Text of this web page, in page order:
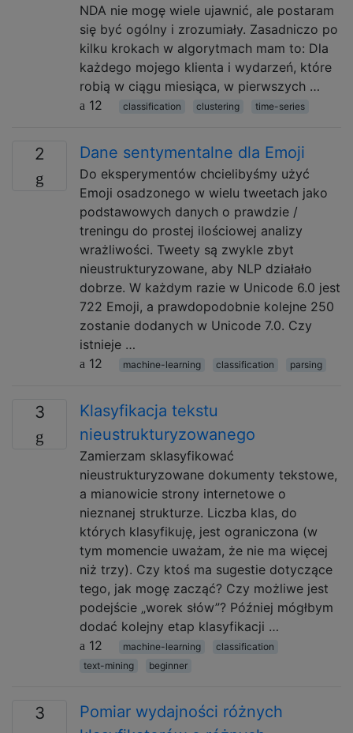
NDA nie mogę wiele ujawnić, ale postaram
się być ogólny i zrozumiały. Zasadniczo po
kilku krokach w algorytmach mam to: Dla
każdego mojego klienta i wydarzeń, które
robią w ciągu miesiąca, w pierwszych …
12
classification clustering time-series
2 Dane sentymentalne dla Emoji
Do eksperymentów chcielibyśmy użyć
Emoji osadzonego w wielu tweetach jako
podstawowych danych o prawdzie /
treningu do prostej ilościowej analizy
wrażliwości. Tweety są zwykle zbyt
nieustrukturyzowane, aby NLP działało
dobrze. W każdym razie w Unicode 6.0 jest
722 Emoji, a prawdopodobnie kolejne 250
zostanie dodanych w Unicode 7.0. Czy
istnieje …
12
machine-learning classification parsing
3
Klasyfikacja tekstu
nieustrukturyzowanego
Zamierzam sklasyfikować
nieustrukturyzowane dokumenty tekstowe,
a mianowicie strony internetowe o
nieznanej strukturze. Liczba klas, do
których klasyfikuję, jest ograniczona (w
tym momencie uważam, że nie ma więcej
niż trzy). Czy ktoś ma sugestie dotyczące
tego, jak mogę zacząć? Czy możliwe jest
podejście „worek słów”? Później mógłbym
dodać kolejny etap klasyfikacji …
12
machine-learning
classification
text-mining
beginner
3
Pomiar wydajności różnych